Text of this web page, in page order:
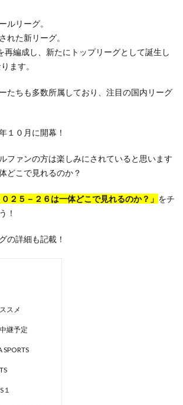
ルリーグ。
れた新リーグ。
再編成し、新たにトップリーグとして誕生し
ます。
たちも多数所属しており、注目の国内リーグ
１０月に開幕！
ファンの方は楽しみにされていると思います
どこで見れるのか？
０２５－２６は一体どこで見れるのか？」 をチ
！
の詳細も記載！
スメ
継予定
SPORTS
１